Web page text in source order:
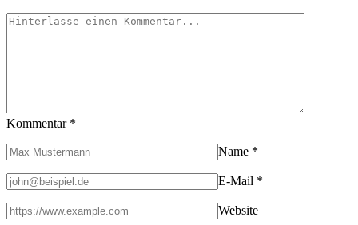
Kommentar *
Name *
E-Mail *
Website